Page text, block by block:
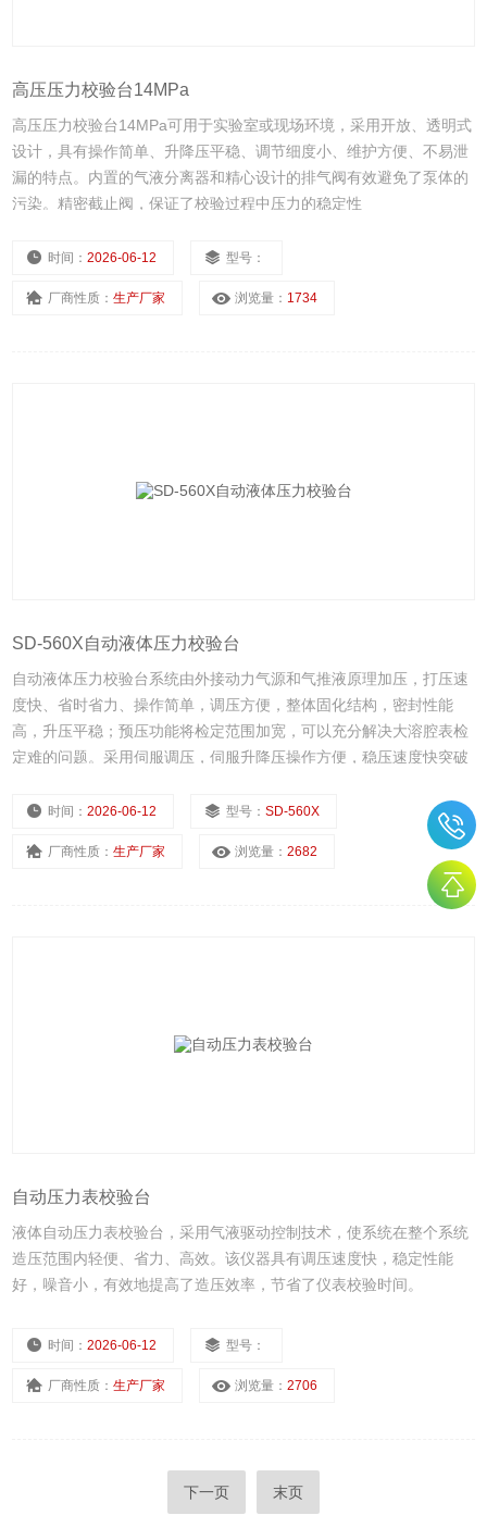
高压压力校验台14MPa
高压压力校验台14MPa可用于实验室或现场环境，采用开放、透明式
设计，具有操作简单、升降压平稳、调节细度小、维护方便、不易泄
漏的特点。内置的气液分离器和精心设计的排气阀有效避免了泵体的
污染。精密截止阀，保证了校验过程中压力的稳定性
时间：2026-06-12 型号：
厂商性质：生产厂家 浏览量： 1734
SD-560X自动液体压力校验台
自动液体压力校验台系统由外接动力气源和气推液原理加压，打压速
度快、省时省力、操作简单，调压方便，整体固化结构，密封性能
高，升压平稳；预压功能将检定范围加宽，可以充分解决大溶腔表检
定难的问题。采用伺服调压，伺服升降压操作方便，稳压速度快突破
用于大批量、重复性的检定工作，广泛用于电流、冶金、石油、化
时间：2026-06-12 型号：SD-560X
厂商性质：生产厂家 浏览量：2682
自动压力表校验台
液体自动压力表校验台，采用气液驱动控制技术，使系统在整个系统
造压范围内轻便、省力、高效。该仪器具有调压速度快，稳定性能
好，噪音小，有效地提高了造压效率，节省了仪表校验时间。
时间：2026-06-12 型号：
厂商性质：生产厂家 浏览量：2706
下一页 末页